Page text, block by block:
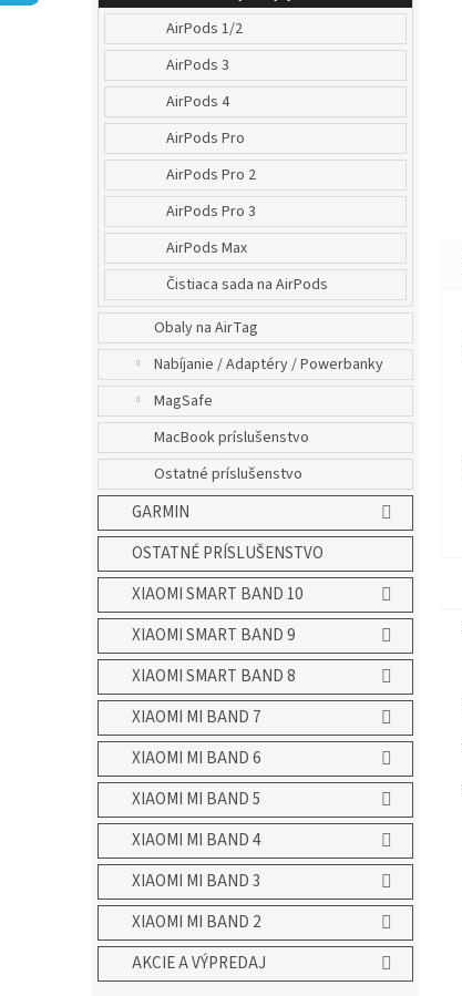
AirPods 1/2
AirPods 3
AirPods 4
AirPods Pro
AirPods Pro 2
AirPods Pro 3
AirPods Max
Čistiaca sada na AirPods
Obaly na AirTag
Nabíjanie / Adaptéry / Powerbanky
MagSafe
MacBook príslušenstvo
Ostatné príslušenstvo
GARMIN
OSTATNÉ PRÍSLUŠENSTVO
XIAOMI SMART BAND 10
XIAOMI SMART BAND 9
XIAOMI SMART BAND 8
XIAOMI MI BAND 7
XIAOMI MI BAND 6
XIAOMI MI BAND 5
XIAOMI MI BAND 4
XIAOMI MI BAND 3
XIAOMI MI BAND 2
AKCIE A VÝPREDAJ